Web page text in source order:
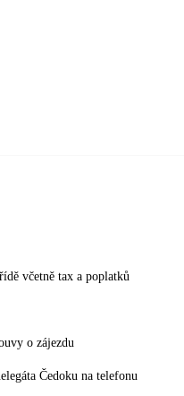
včetně tax a poplatků
o zájezdu
Čedoku na telefonu